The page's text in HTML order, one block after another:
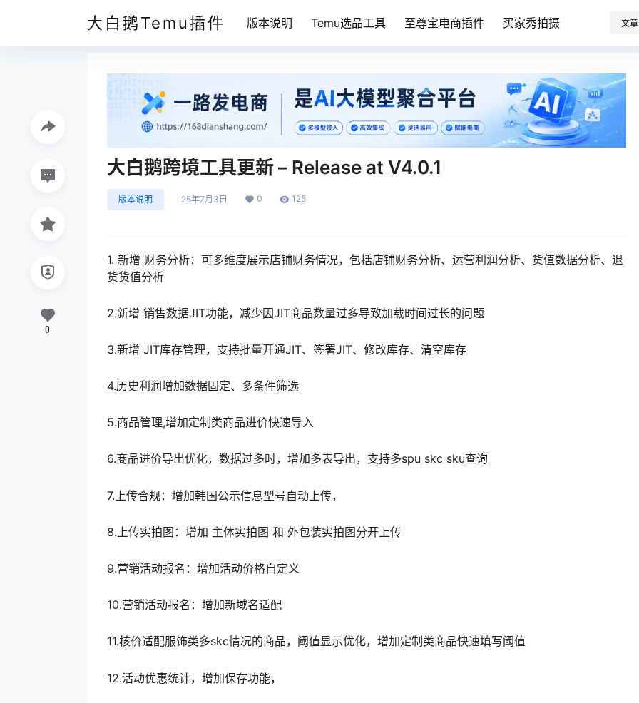
大白鹅Temu插件 版本说明 Temu选品工具 至尊宝电商插件 买家秀拍摄 文章
大白鹅跨境工具更新 – Release at V4.0.1
版本说明 25年7月3日 0 125
1. 新增 财务分析：可多维度展示店铺财务情况，包括店铺财务分析、运营利润分析、货值数据分析、退
货货值分析
2.新增 销售数据JIT功能，减少因JIT商品数量过多导致加载时间过长的问题
3.新增 JIT库存管理，支持批量开通JIT、签署JIT、修改库存、清空库存
4.历史利润增加数据固定、多条件筛选
5.商品管理,增加定制类商品进价快速导入
6.商品进价导出优化，数据过多时，增加多表导出，支持多spu skc sku查询
7.上传合规：增加韩国公示信息型号自动上传，
8.上传实拍图：增加 主体实拍图 和 外包装实拍图分开上传
9.营销活动报名：增加活动价格自定义
10.营销活动报名：增加新域名适配
11.核价适配服饰类多skc情况的商品，阈值显示优化，增加定制类商品快速填写阈值
12.活动优惠统计，增加保存功能，
0